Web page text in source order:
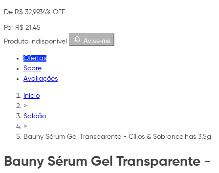
De R$ 32,9934% OFF
Por R$ 21,45
Produto indisponível
Avise-me
Ofertas
Sobre
Avaliações
Início
>
Saldão
>
Bauny Sérum Gel Transparente - Cílios & Sobrancelhas 3,5g
Bauny Sérum Gel Transparente -